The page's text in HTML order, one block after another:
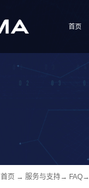
首页
首页 → 服务与支持→ FAQ→